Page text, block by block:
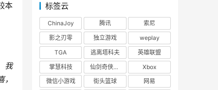
本
我
标签云
ChinaJoy 腾讯
索尼
影之刃零
独立游戏
weplay
TGA
逃离塔科夫
英雄联盟
掌慧科技
仙剑奇侠传四
Xbox
微信小游戏
街头篮球
网易